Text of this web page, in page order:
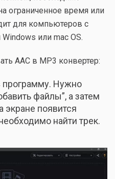
ограниченное время или
для компьютеров с
или mac OS.
AAC в MP3 конвертер:
программу. Нужно
файлы”, а затем
экране появится
найти трек.